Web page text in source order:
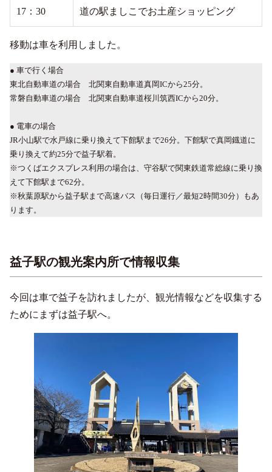
17：30 道の駅ましこでお土産ショッピング
移動は車を利用しました。
● 車で行く場合
東北自動車道の場合 北関東自動車道真岡ICから25分。
常磐自動車道の場合 北関東自動車道桜川筑西ICから20分。
● 電車の場合
JR小山駅で水戸線に乗り換えて下館駅まで26分。下館駅で真岡鐡道に
乗り換えて約25分で益子駅着。
※つくばエクスプレス利用の場合は、守谷駅で関東鉄道常総線に乗り換
えて下館駅まで62分。
※秋葉原駅から益子駅まで高速バス（毎日運行／最短2時間30分）もあ
ります。
益子駅の観光案内所で情報収集
今回は車で益子を訪れましたが、観光情報などを収集する
ためにまずは益子駅へ。